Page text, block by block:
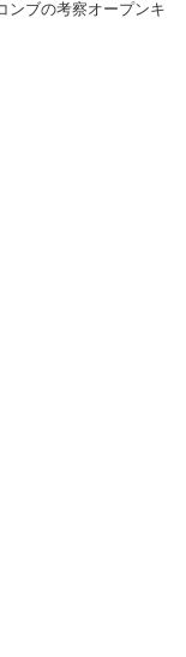
ンブの考察オープンキ